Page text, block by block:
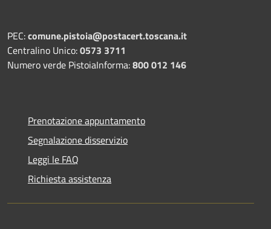
PEC:comune.pistoia@postacert.toscana.it
Centralino Unico:0573 3711
Numero verde PistoiaInforma:800 012 146
Prenotazione appuntamento
Segnalazione disservizio
Leggi le FAQ
Richiesta assistenza